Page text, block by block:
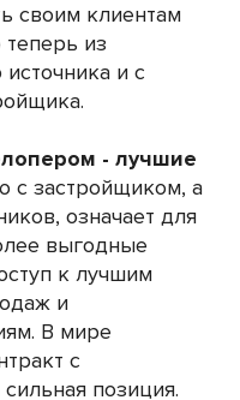
своим клиентам
теперь из
и с
- лучшие
с застройщиком, а
означает для
выгодные
к лучшим
и
В мире
с
позиция.